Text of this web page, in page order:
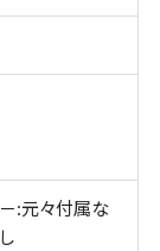
－:元々付属な
し